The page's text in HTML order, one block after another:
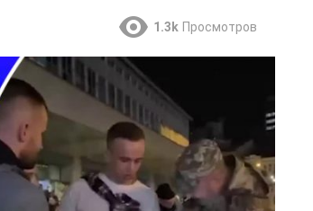
1.3k Просмотров